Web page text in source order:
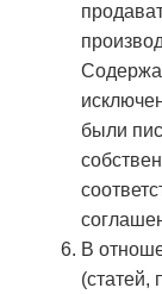
были
В
(статей,